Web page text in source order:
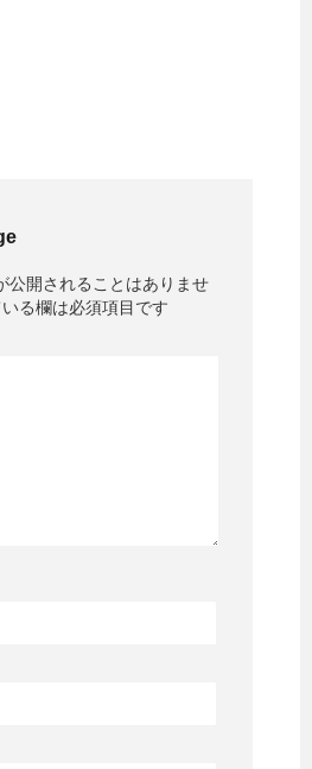
公開されることはありませ
る欄は必須項目です